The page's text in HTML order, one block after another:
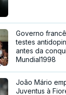
Governo
testes
antes da
Mundial1998
João Mário
Juventus à